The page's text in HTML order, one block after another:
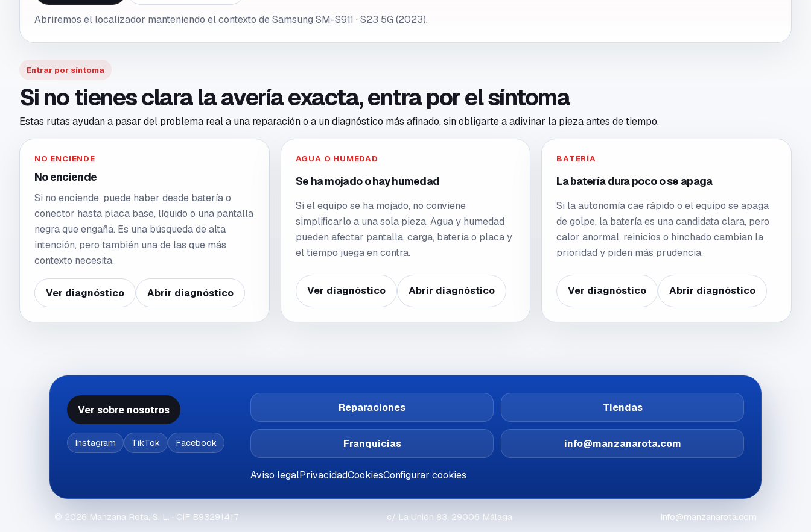
Abriremos el localizador manteniendo el contexto de Samsung SM-S911 · S23 5G (2023).
Entrar por síntoma
Si no tienes clara la avería exacta, entra por el síntoma
Estas rutas ayudan a pasar del problema real a una reparación o a un diagnóstico más afinado, sin obligarte a adivinar la pieza antes de tiempo.
NO ENCIENDE
No enciende
Si no enciende, puede haber desde batería o
conector hasta placa base, líquido o una pantalla
negra que engaña. Es una búsqueda de alta
intención, pero también una de las que más
contexto necesita.
Ver diagnóstico Abrir diagnóstico
AGUA O HUMEDAD
Se ha mojado o hay humedad
Si el equipo se ha mojado, no conviene
simplificarlo a una sola pieza. Agua y humedad
pueden afectar pantalla, carga, batería o placa y
el tiempo juega en contra.
Ver diagnóstico Abrir diagnóstico
BATERÍA
La batería dura poco o se apaga
Si la autonomía cae rápido o el equipo se apaga
de golpe, la batería es una candidata clara, pero
calor anormal, reinicios o hinchado cambian la
prioridad y piden más prudencia.
Ver diagnóstico Abrir diagnóstico
Ver sobre nosotros
Instagram TikTok Facebook
Reparaciones Tiendas
Franquicias info@manzanarota.com
Aviso legalPrivacidadCookiesConfigurar cookies
© 2026 Manzana Rota, S. L. · CIF B93291417 c/ La Unión 83, 29006 Málaga info@manzanarota.com